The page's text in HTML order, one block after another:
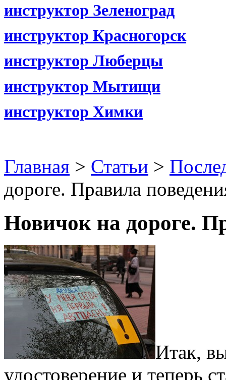
инструктор Зеленоград
инструктор Красногорск
инструктор Люберцы
инструктор Мытищи
инструктор Химки
Главная > Статьи >
дороге. Правила
Новичок на дороге.
Итак,
удостоверение и теперь